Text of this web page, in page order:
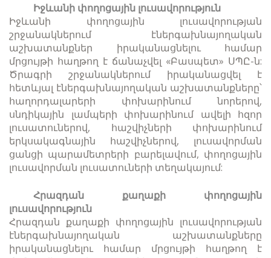
Իջևանի փողոցային լուսավորություն
Իջևանի փողոցային լուսավորության
շրջանակներում էներգախնայողական
աշխատանքներ իրականացնելու համար
մրցույթի հաղթող է ճանաչվել «Բասպետ» ՍՊԸ-ն:
Ծրագրի շրջանակներում իրականացվել է
հետևյալ էներգախնայողական աշխատանքները՝
հաղորդալարերի փոխարինում նորերով,
սնդիկային լամպերի փոխարինում ավելի հզոր
լուսատուներով, հաշվիչների փոխարինում
երկսակագնային հաշվիչներով, լուսավորման
ցանցի պարամետրերի բարելավում, փողոցային
լուսավորման լուսատուների տեղակայում:
Հրազդան քաղաքի փողոցային
լուսավորություն
Հրազդան քաղաքի փողոցային լուսավորության
էներգախնայողական աշխատանքները
իրականացնելու համար մրցույթի հաղթող է